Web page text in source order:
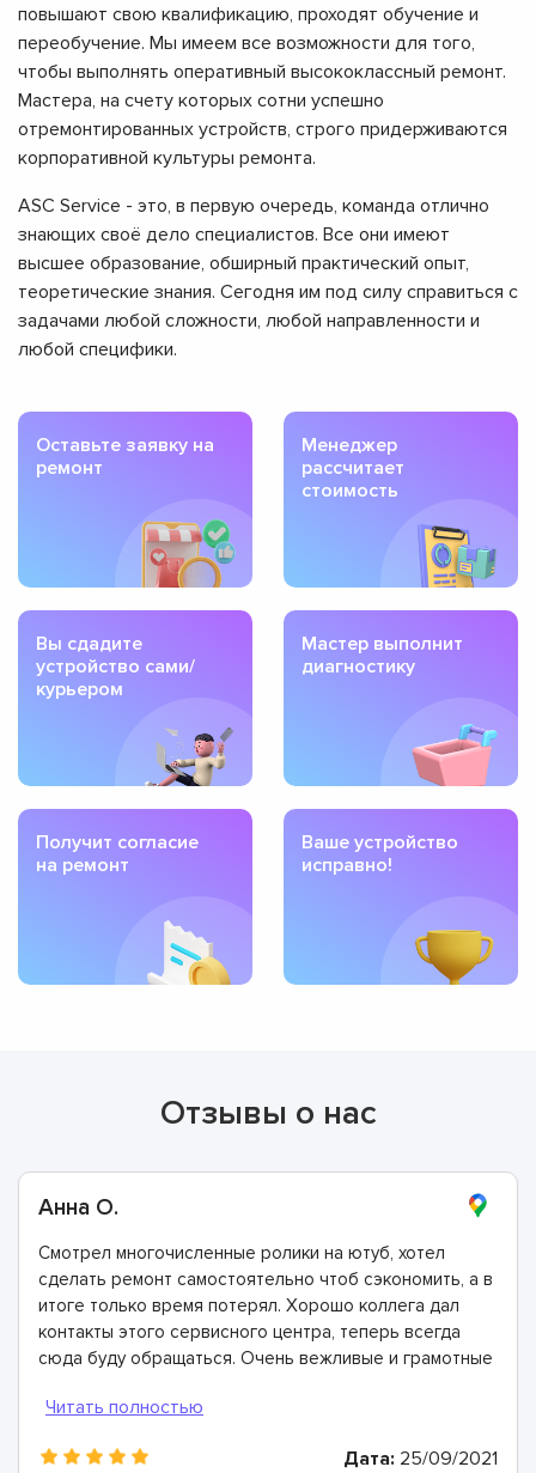
повышают свою квалификацию, проходят обучение и
переобучение. Мы имеем все возможности для того,
чтобы выполнять оперативный высококлассный ремонт.
Мастера, на счету которых сотни успешно
отремонтированных устройств, строго придерживаются
корпоративной культуры ремонта.
ASC Service - это, в первую очередь, команда отлично
знающих своё дело специалистов. Все они имеют
высшее образование, обширный практический опыт,
теоретические знания. Сегодня им под силу справиться с
задачами любой сложности, любой направленности и
любой специфики.
Оставьте заявку на
ремонт
Менеджер
рассчитает
стоимость
Вы сдадите
устройство сами/
курьером
Мастер выполнит
диагностику
Получит согласие
на ремонт
Ваше устройство
исправно!
Отзывы о нас
Анна О.
Смотрел многочисленные ролики на ютуб, хотел
сделать ремонт самостоятельно чтоб сэкономить, а в
итоге только время потерял. Хорошо коллега дал
контакты этого сервисного центра, теперь всегда
сюда буду обращаться. Очень вежливые и грамотные
гарантию.
Дата: 25/09/2021